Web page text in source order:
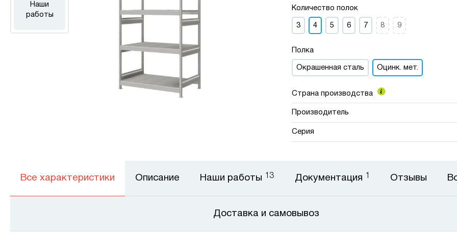
Наши
работы
Количество полок
3 4 5 6 7 8 9
Полка
Окрашенная сталь Оцинк. мет.
Страна производства
Производитель
Серия
Все характеристики Описание Наши работы 13 Документация Отзывы
Доставка и самовывоз